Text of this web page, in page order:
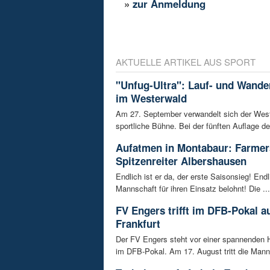
»zur Anmeldung
AKTUELLE ARTIKEL AUS SPORT
"Unfug-Ultra": Lauf- und
im Westerwald
Am 27. September verwandelt sich der
sportliche Bühne. Bei der fünften Auflage
Aufatmen in Montabaur:
Spitzenreiter Albershausen
Endlich ist er da, der erste Saisonsieg!
Mannschaft für ihren Einsatz belohnt! Die ...
FV Engers trifft im DFB-Pokal
Frankfurt
Der FV Engers steht vor einer spannenden
im DFB-Pokal. Am 17. August tritt die